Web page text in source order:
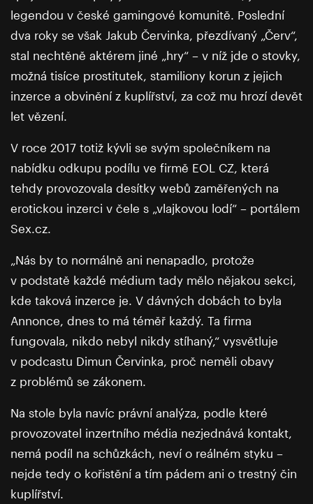
legendou v české gamingové komunitě. Poslední
dva roky se však Jakub Červinka, přezdívaný „Červ“,
stal nechtěně aktérem jiné „hry“ – v níž jde o stovky,
možná tisíce prostitutek, stamiliony korun z jejich
inzerce a obvinění z kuplířství, za což mu hrozí devět
let vězení.
V roce 2017 totiž kývli se svým společníkem na
nabídku odkupu podílu ve firmě EOL CZ, která
tehdy provozovala desítky webů zaměřených na
erotickou inzerci v čele s „vlajkovou lodí“ – portálem
Sex.cz.
„Nás by to normálně ani nenapadlo, protože
v podstatě každé médium tady mělo nějakou sekci,
kde taková inzerce je. V dávných dobách to byla
Annonce, dnes to má téměř každý. Ta firma
fungovala, nikdo nebyl nikdy stíhaný,“ vysvětluje
v podcastu Dimun Červinka, proč neměli obavy
z problémů se zákonem.
Na stole byla navíc právní analýza, podle které
provozovatel inzertního média nezjednává kontakt,
nemá podíl na schůzkách, neví o reálném styku –
nejde tedy o kořistění a tím pádem ani o trestný čin
kuplířství.